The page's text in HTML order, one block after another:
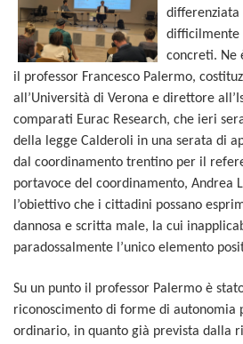
differenziata
difficilmente
concreti. Ne
il professor Francesco Palermo,
all’Università di Verona e direttore
comparati Eurac Research, che ieri
della legge Calderoli in una serata di
dal coordinamento trentino per il
portavoce del coordinamento, Andrea
l’obiettivo che i cittadini possano
dannosa e scritta male, la cui
paradossalmente l’unico elemento
Su un punto il professor Palermo è
riconoscimento di forme di autonomia
ordinario, in quanto già prevista dalla